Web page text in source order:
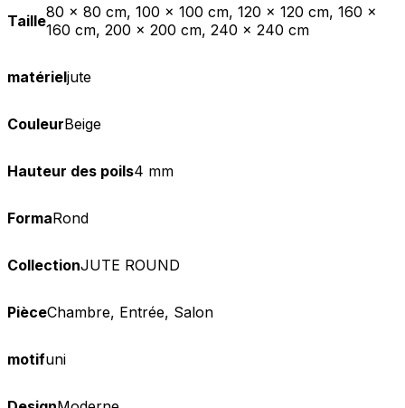
Taille80 x 80 cm, 100 x 100 cm, 120 x 120 cm, 160 x
160 cm, 200 x 200 cm, 240 x 240 cm
matérieljute
CouleurBeige
Hauteur des poils4 mm
FormaRond
CollectionJUTE ROUND
PièceChambre, Entrée, Salon
motifuni